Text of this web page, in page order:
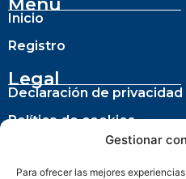
Gestionar
Para ofrecer las mejores
Menú
Inicio
Registro
Legal
Declaración de privacidad
Política de cookies